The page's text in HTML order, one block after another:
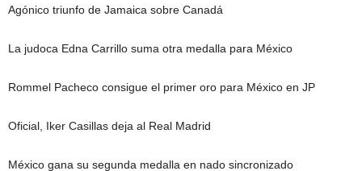
Agónico triunfo de Jamaica sobre Canadá
La judoca Edna Carrillo suma otra medalla para México
Rommel Pacheco consigue el primer oro para México en JP
Oficial, Iker Casillas deja al Real Madrid
México gana su segunda medalla en nado sincronizado